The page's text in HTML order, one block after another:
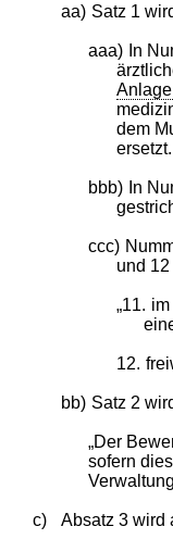
aa) Satz 1
aaa) In
dem
ersetzt.
bbb) In
ccc)
und 12
„11.
12.
bb) Satz 2
„Der
sofern
c) Absatz 3 wird